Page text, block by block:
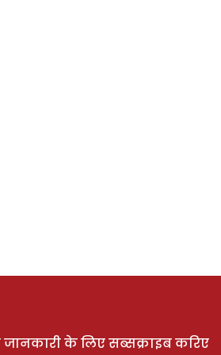
जानकारी के लिए सब्सक्राइब करिए